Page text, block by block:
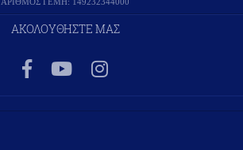
ΑΡΙΘΜΟΣ ΓΕΜΗ: 149232344000
ΑΚΟΛΟΥΘΗΣΤΕ ΜΑΣ